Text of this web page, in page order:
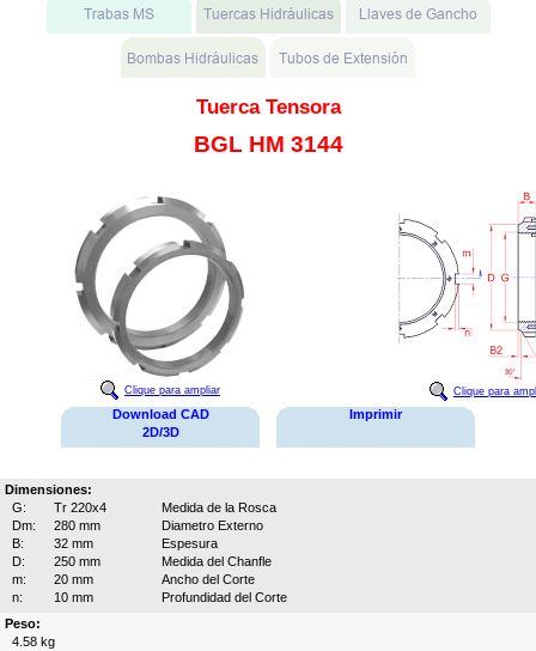
Tuerca Tensora
BGL HM 3144
Clique para ampliar Clique para
Download CAD
2D/3D
Imprimir
Dimensiones:
G:
Tr 220x4
Medida de la Rosca
Dm:
280 mm
Diametro Externo
B:
32 mm
Espesura
D:
250 mm
Medida del Chanfle
m:
20 mm
Ancho del Corte
n:
10 mm
Profundidad del Corte
Peso:
4.58 kg